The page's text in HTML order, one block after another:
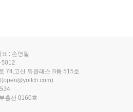
: 손영일
5012
74,고산 듀클래스 B동 515호
(open@yoitch.com)
흥선 0160호